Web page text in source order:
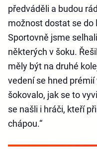
předváděli a budou
možnost dostat se
Sportovně jsme
některých v šoku.
měly být na druhé
vedení se hned
šokovalo, jak se to
se našli i hráči, kteří
chápou.“